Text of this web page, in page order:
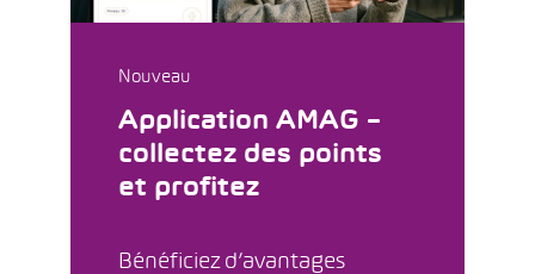
Nouveau
Application AMAG –
collectez des points
et profitez
Bénéficiez d’avantages